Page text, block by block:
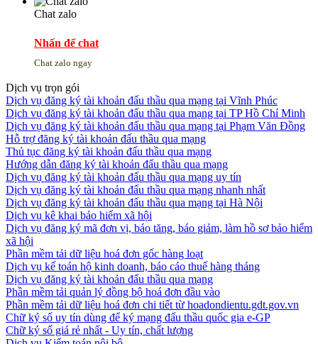
Chat zalo
Nhấn để chat
Chat zalo ngay
Dịch vụ trọn gói
Dịch vụ đăng ký tài khoản đấu thầu qua mạng tại Vĩnh Phúc
Dịch vụ đăng ký tài khoản đấu thầu qua mạng tại TP Hồ Chí Minh
Dịch vụ đăng ký tài khoản đấu thầu qua mạng tại Phạm Văn Đồng
Hỗ trợ đăng ký tài khoản đấu thầu qua mạng
Thủ tục đăng ký tài khoản đấu thầu qua mạng
Hướng dẫn đăng ký tài khoản đấu thầu qua mạng
Dịch vụ đăng ký tài khoản đấu thầu qua mạng uy tín
Dịch vụ đăng ký tài khoản đấu thầu qua mạng nhanh nhất
Dịch vụ đăng ký tài khoản đấu thầu qua mạng tại Hà Nội
Dịch vụ kê khai bảo hiểm xã hội
Dịch vụ đăng ký mã đơn vị, báo tăng, báo giảm, làm hồ sơ bảo hiểm
xã hội
Phần mềm tải dữ liệu hoá đơn gốc hàng loạt
Dịch vụ kế toán hộ kinh doanh, báo cáo thuế hàng tháng
Dịch vụ đăng ký tài khoản đấu thầu qua mạng
Phần mềm tải quản lý đồng bộ hoá đơn đầu vào
Phần mềm tải dữ liệu hoá đơn chi tiết từ hoadondientu.gdt.gov.vn
Chữ ký số uy tín dùng để ký mạng đấu thầu quốc gia e-GP
Chữ ký số giá rẻ nhất - Uy tín, chất lượng